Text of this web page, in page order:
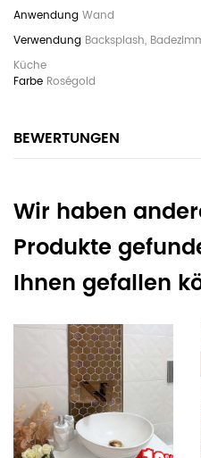
Wand
Backsplash,
Küche
Roségold
BEWERTUNGEN
Wir haben
Produkte
Ihnen gefallen